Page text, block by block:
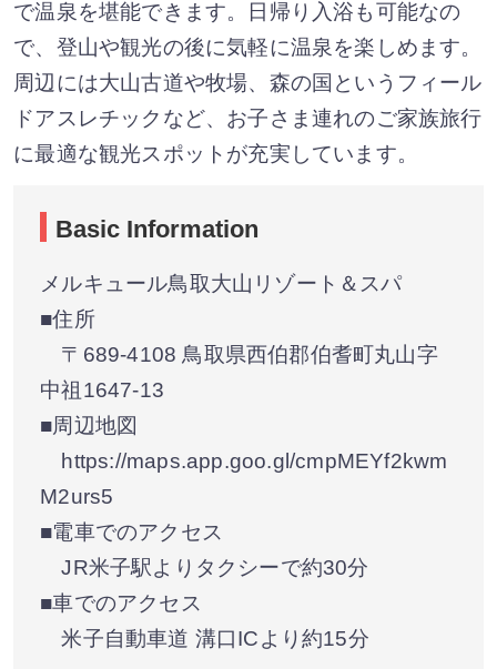
で温泉を堪能できます。日帰り入浴も可能なの
で、登山や観光の後に気軽に温泉を楽しめます。
周辺には大山古道や牧場、森の国というフィール
ドアスレチックなど、お子さま連れのご家族旅行
に最適な観光スポットが充実しています。
Basic Information
メルキュール鳥取大山リゾート＆スパ
■住所
〒689-4108 鳥取県西伯郡伯耆町丸山字
中祖1647-13
■周辺地図
https://maps.app.goo.gl/cmpMEYf2kwm
M2urs5
■電車でのアクセス
JR米子駅よりタクシーで約30分
■車でのアクセス
米子自動車道 溝口ICより約15分